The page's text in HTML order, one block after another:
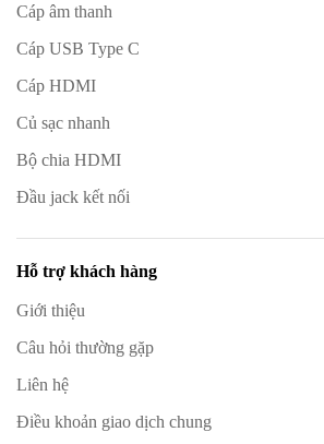
Cáp âm thanh
Cáp USB Type C
Cáp HDMI
Củ sạc nhanh
Bộ chia HDMI
Đầu jack kết nối
Hỗ trợ khách hàng
Giới thiệu
Câu hỏi thường gặp
Liên hệ
Điều khoản giao dịch chung